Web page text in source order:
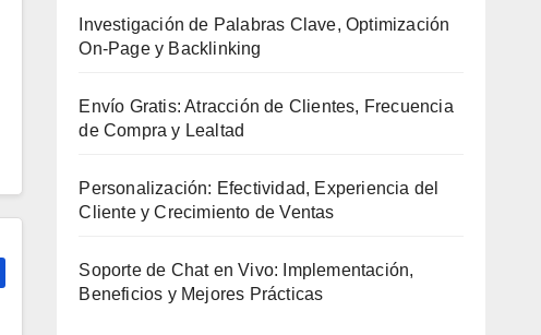
Investigación de Palabras Clave, Optimización
On-Page y Backlinking
Envío Gratis: Atracción de Clientes, Frecuencia
de Compra y Lealtad
Personalización: Efectividad, Experiencia del
Cliente y Crecimiento de Ventas
Soporte de Chat en Vivo: Implementación,
Beneficios y Mejores Prácticas